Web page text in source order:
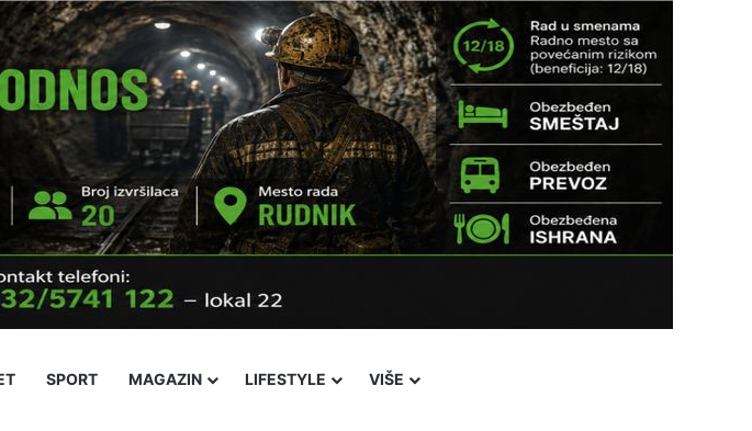
SPORT MAGAZIN LIFESTYLE VIŠE